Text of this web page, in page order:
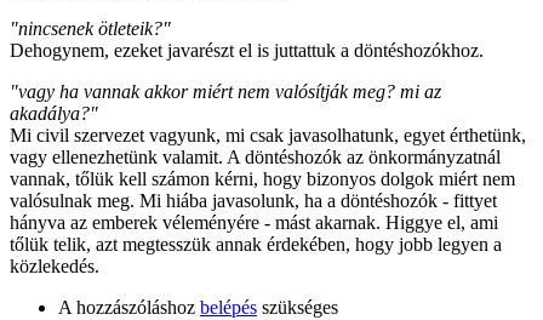
"nincsenek ötleteik?"
Dehogynem, ezeket javarészt el is juttattuk a döntéshozókhoz.
"vagy ha vannak akkor miért nem valósítják meg? mi az
akadálya?"
Mi civil szervezet vagyunk, mi csak javasolhatunk, egyet érthetünk,
vagy ellenezhetünk valamit. A döntéshozók az önkormányzatnál
vannak, tőlük kell számon kérni, hogy bizonyos dolgok miért nem
valósulnak meg. Mi hiába javasolunk, ha a döntéshozók - fittyet
hányva az emberek véleményére - mást akarnak. Higgye el, ami
tőlük telik, azt megtesszük annak érdekében, hogy jobb legyen a
közlekedés.
A hozzászóláshoz belépés szükséges